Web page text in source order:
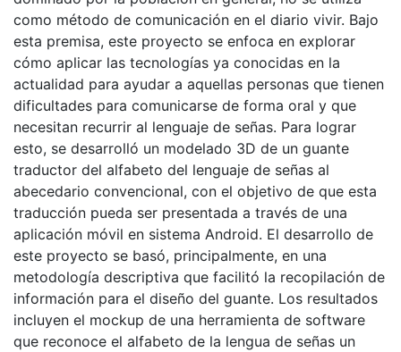
como método de comunicación en el diario vivir. Bajo
esta premisa, este proyecto se enfoca en explorar
cómo aplicar las tecnologías ya conocidas en la
actualidad para ayudar a aquellas personas que tienen
dificultades para comunicarse de forma oral y que
necesitan recurrir al lenguaje de señas. Para lograr
esto, se desarrolló un modelado 3D de un guante
traductor del alfabeto del lenguaje de señas al
abecedario convencional, con el objetivo de que esta
traducción pueda ser presentada a través de una
aplicación móvil en sistema Android. El desarrollo de
este proyecto se basó, principalmente, en una
metodología descriptiva que facilitó la recopilación de
información para el diseño del guante. Los resultados
incluyen el mockup de una herramienta de software
que reconoce el alfabeto de la lengua de señas un